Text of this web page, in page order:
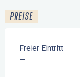
PREISE
Freier Eintritt
—